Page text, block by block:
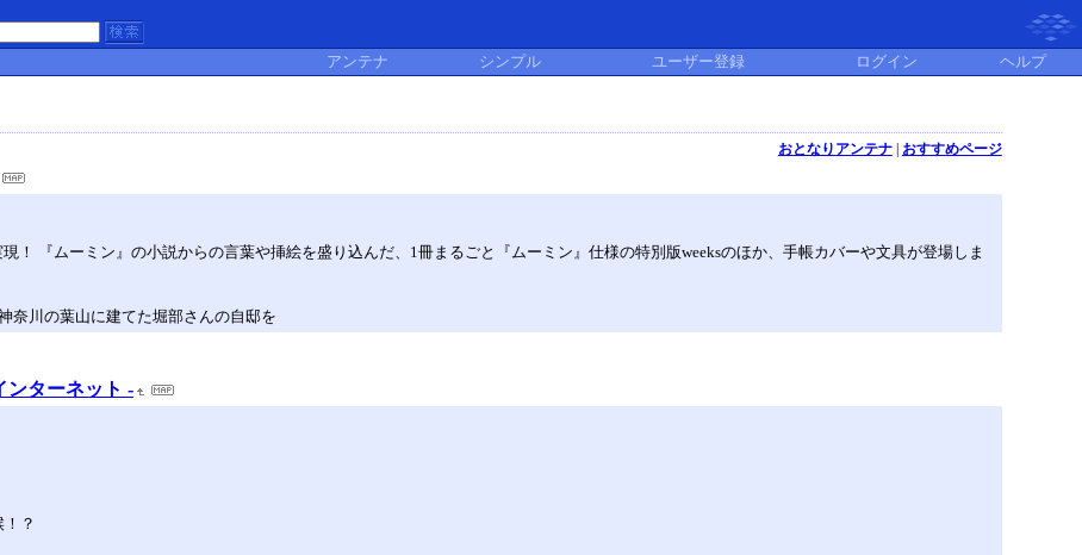
アンテナ シンプル ユーザー登録 ログイン ヘルプ
おとなりアンテナ| おすすめページ
！ 『ムーミン』の小説からの言葉や挿絵を盛り込んだ、1冊まるごと『ムーミン』仕様の特別版weeksのほか、手帳カバーや文具が登場しま
奈川の葉山に建てた堀部さんの自邸を
ターネット -
？